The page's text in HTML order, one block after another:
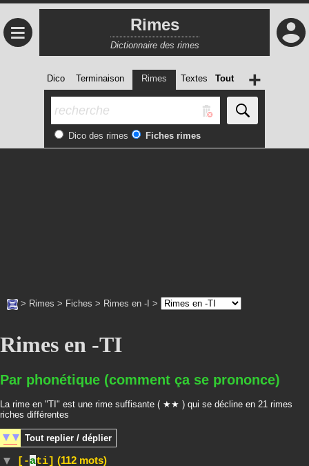
≡ Rimes
Dictionnaire des rimes
Dico Terminaison Rimes Textes Tout
Dico des rimes Fiches rimes
+
> Rimes > Fiches > Rimes en -I >
Rimes en -TI
Par phonétique (comment ça se prononce)
La rime en "TI" est une rime suffisante ( ★★ ) qui se décline en 21 rimes
riches différentes
Tout replier / déplier
[-ati] (112 mots)